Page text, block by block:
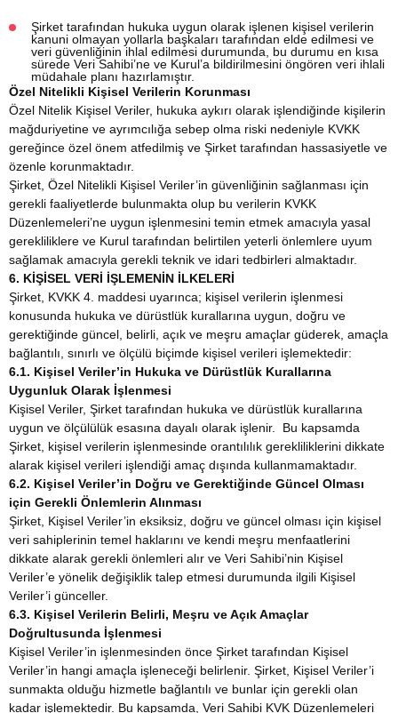
Şirket tarafından hukuka uygun olarak işlenen kişisel verilerin
kanuni olmayan yollarla başkaları tarafından elde edilmesi ve
veri güvenliğinin ihlal edilmesi durumunda, bu durumu en kısa
sürede Veri Sahibi’ne ve Kurul’a bildirilmesini öngören veri ihlali
müdahale planı hazırlamıştır.
Özel Nitelikli Kişisel Verilerin Korunması
Özel Nitelik Kişisel Veriler, hukuka aykırı olarak işlendiğinde kişilerin
mağduriyetine ve ayrımcılığa sebep olma riski nedeniyle KVKK
gereğince özel önem atfedilmiş ve Şirket tarafından hassasiyetle ve
özenle korunmaktadır.
Şirket, Özel Nitelikli Kişisel Veriler’in güvenliğinin sağlanması için
gerekli faaliyetlerde bulunmakta olup bu verilerin KVKK
Düzenlemeleri’ne uygun işlenmesini temin etmek amacıyla yasal
gerekliliklere ve Kurul tarafından belirtilen yeterli önlemlere uyum
sağlamak amacıyla gerekli teknik ve idari tedbirleri almaktadır.
6. KİŞİSEL VERİ İŞLEMENİN İLKELERİ
Şirket, KVKK 4. maddesi uyarınca; kişisel verilerin işlenmesi
konusunda hukuka ve dürüstlük kurallarına uygun, doğru ve
gerektiğinde güncel, belirli, açık ve meşru amaçlar güderek, amaçla
bağlantılı, sınırlı ve ölçülü biçimde kişisel verileri işlemektedir:
6.1. Kişisel Veriler’in Hukuka ve Dürüstlük Kurallarına
Uygunluk Olarak İşlenmesi
Kişisel Veriler, Şirket tarafından hukuka ve dürüstlük kurallarına
uygun ve ölçülülük esasına dayalı olarak işlenir. Bu kapsamda
Şirket, kişisel verilerin işlenmesinde orantılılık gerekliliklerini dikkate
alarak kişisel verileri işlendiği amaç dışında kullanmamaktadır.
6.2. Kişisel Veriler’in Doğru ve Gerektiğinde Güncel Olması
için Gerekli Önlemlerin Alınması
Şirket, Kişisel Veriler’in eksiksiz, doğru ve güncel olması için kişisel
veri sahiplerinin temel haklarını ve kendi meşru menfaatlerini
dikkate alarak gerekli önlemleri alır ve Veri Sahibi’nin Kişisel
Veriler’e yönelik değişiklik talep etmesi durumunda ilgili Kişisel
Veriler’i günceller.
6.3. Kişisel Verilerin Belirli, Meşru ve Açık Amaçlar
Doğrultusunda İşlenmesi
Kişisel Veriler’in işlenmesinden önce Şirket tarafından Kişisel
Veriler’in hangi amaçla işleneceği belirlenir. Şirket, Kişisel Veriler’i
sunmakta olduğu hizmetle bağlantılı ve bunlar için gerekli olan
kadar işlemektedir. Bu kapsamda, Veri Sahibi KVK Düzenlemeleri